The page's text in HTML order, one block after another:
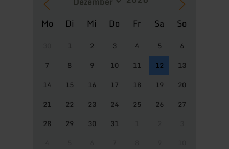
Mo Di Mi Do Fr Sa So
1 2 3 4 5
6
7
8 9 10 11 12
13
14
15 16 17 18 19
20
21
22 23 24 25 26
27
28
29 30 31